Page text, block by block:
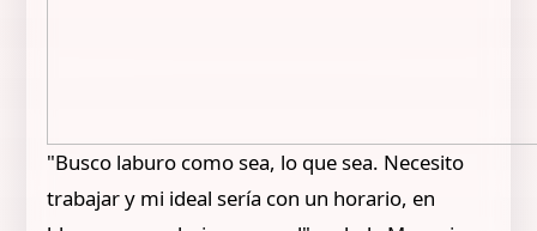
"Busco laburo como sea, lo que sea. Necesito
trabajar y mi ideal sería con un horario, en